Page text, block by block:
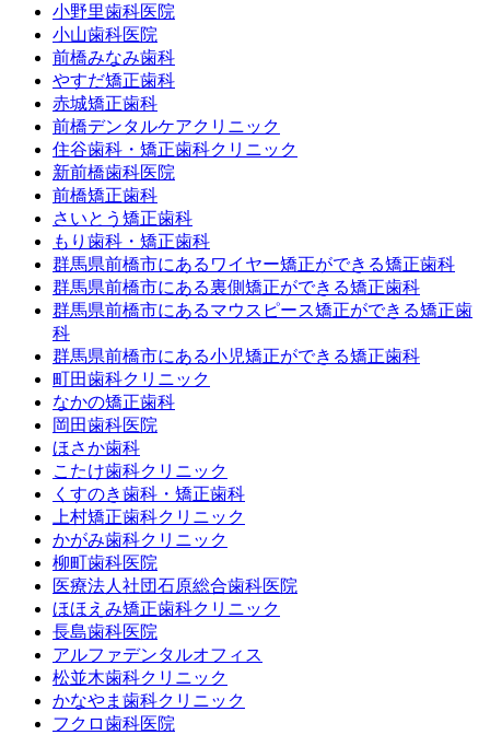
小野里歯科医院
小山歯科医院
前橋みなみ歯科
やすだ矯正歯科
赤城矯正歯科
前橋デンタルケアクリニック
住谷歯科・矯正歯科クリニック
新前橋歯科医院
前橋矯正歯科
さいとう矯正歯科
もり歯科・矯正歯科
群馬県前橋市にあるワイヤー矯正ができる矯正歯科
群馬県前橋市にある裏側矯正ができる矯正歯科
群馬県前橋市にあるマウスピース矯正ができる矯正歯
科
群馬県前橋市にある小児矯正ができる矯正歯科
町田歯科クリニック
なかの矯正歯科
岡田歯科医院
ほさか歯科
こたけ歯科クリニック
くすのき歯科・矯正歯科
上村矯正歯科クリニック
かがみ歯科クリニック
柳町歯科医院
医療法人社団石原総合歯科医院
ほほえみ矯正歯科クリニック
長島歯科医院
アルファデンタルオフィス
松並木歯科クリニック
かなやま歯科クリニック
フクロ歯科医院